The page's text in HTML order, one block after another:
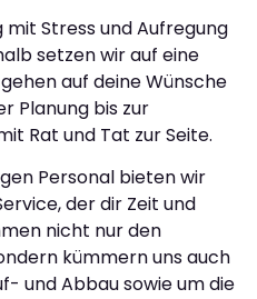
mit Stress und Aufregung
setzen wir auf eine
auf deine Wünsche
Planung bis zur
Rat und Tat zur Seite.
Personal bieten wir
der dir Zeit und
nicht nur den
kümmern uns auch
und Abbau sowie um die